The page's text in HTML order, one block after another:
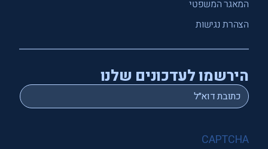
המאגר המשפטי
הצהרת נגישות
הירשמו לעדכונים שלנו
Email
*
CAPTCHA